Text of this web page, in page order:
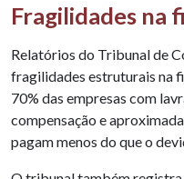
Fragilidades na
Relatórios do Tribunal de
fragilidades estruturais na
70% das empresas com
compensação e
pagam menos do que o